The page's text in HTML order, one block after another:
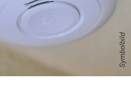
Symbolbild